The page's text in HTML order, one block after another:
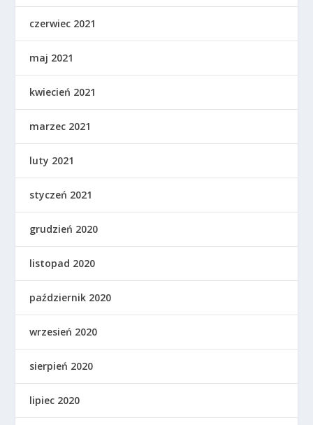
czerwiec 2021
maj 2021
kwiecień 2021
marzec 2021
luty 2021
styczeń 2021
grudzień 2020
listopad 2020
październik 2020
wrzesień 2020
sierpień 2020
lipiec 2020